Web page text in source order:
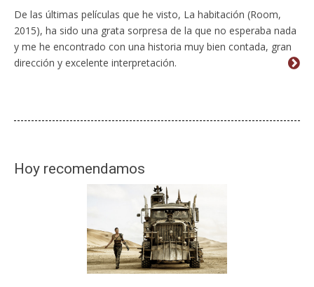
De las últimas películas que he visto, La habitación (Room,
2015), ha sido una grata sorpresa de la que no esperaba nada
y me he encontrado con una historia muy bien contada, gran
dirección y excelente interpretación.
Hoy recomendamos